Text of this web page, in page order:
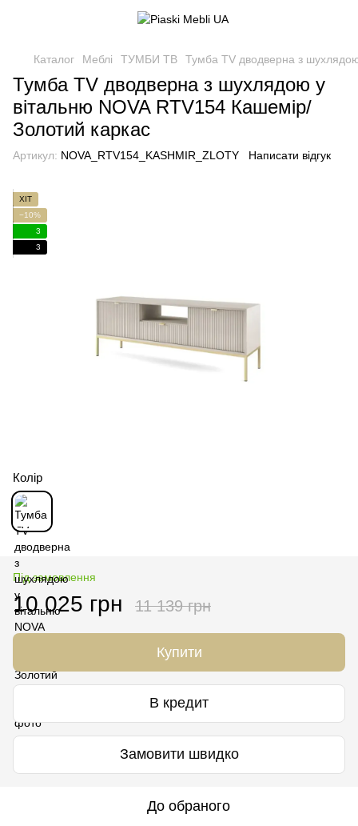
Каталог Меблі ТУМБИ ТВ Тумба TV дводверна з
Тумба TV дводверна з шухлядою у
вітальню NOVA RTV154 Кашемір/
Золотий каркас
Артикул: NOVA_RTV154_KASHMIR_ZLOTY Написати відгук
ХІТ
−10%
3
3
Колір
Під замовлення
10 025 грн 11 139 грн
Купити
В кредит
Замовити швидко
До обраного